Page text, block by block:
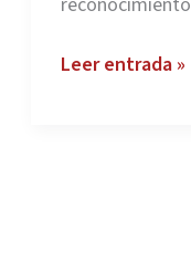
Francisco
Leer entrada »